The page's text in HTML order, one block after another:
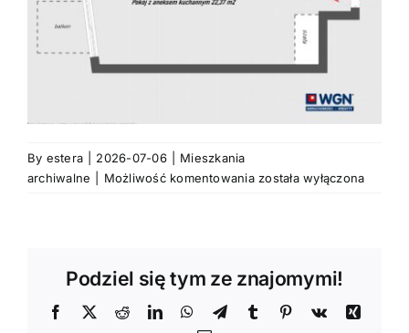
By estera 2026-07-06
Mieszkania
archiwalne
Możliwość komentowania Nowa
Miasto,
została wyłączona
Podziel się tym ze znajomymi!
Facebook
X RedditLinkedInWhatsApp
TelegramTumblr Pinterest
Vk
Xing